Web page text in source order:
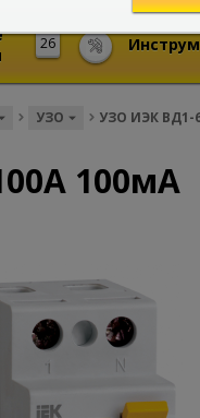
26
УЗО УЗО ИЭК ВД1-
100мА